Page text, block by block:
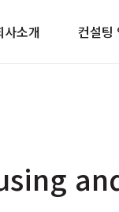
사소개 컨설팅